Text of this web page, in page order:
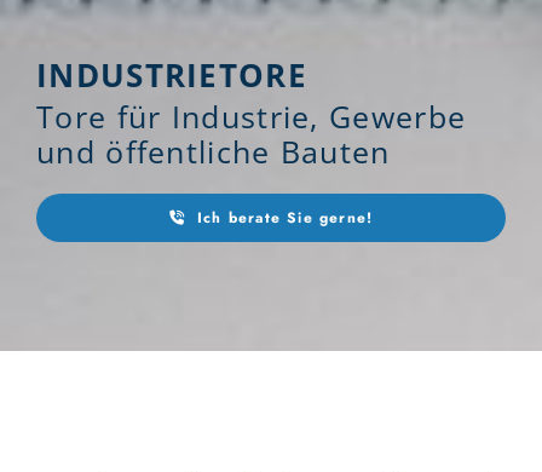
INDUSTRIETORE
Tore für Industrie, Gewerbe
und öffentliche Bauten
Ich berate Sie gerne!